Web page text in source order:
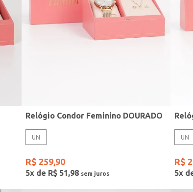
Relógio Condor Feminino DOURADO
UN
R$ 259,90
5x de R$ 51,98
UN
R$
5x